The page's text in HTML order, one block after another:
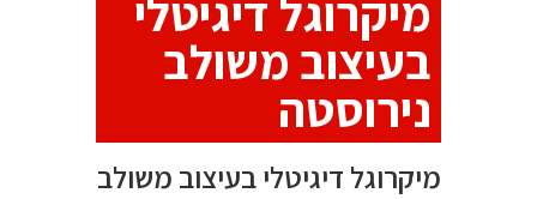
מיקרוגל דיגיטלי
בעיצוב משולב
נירוסטה
מיקרוגל דיגיטלי בעיצוב משולב